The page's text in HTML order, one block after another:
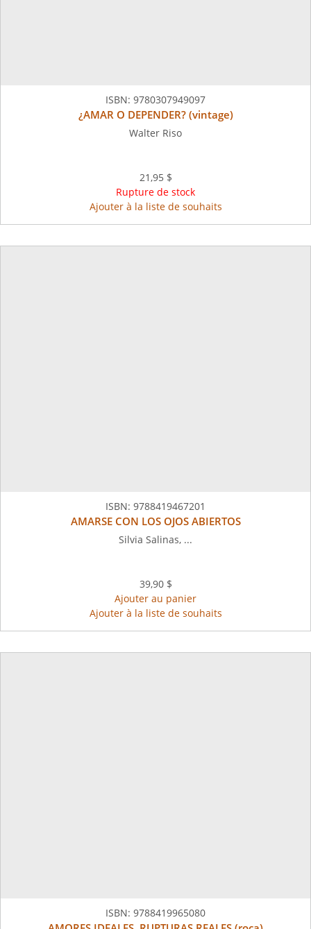
ISBN: 9780307949097
¿AMAR O DEPENDER? (vintage)
Walter Riso
21,95 $
Rupture de stock
Ajouter à la liste de souhaits
ISBN: 9788419467201
AMARSE CON LOS OJOS ABIERTOS
Silvia Salinas, ...
39,90 $
Ajouter au panier
Ajouter à la liste de souhaits
ISBN: 9788419965080